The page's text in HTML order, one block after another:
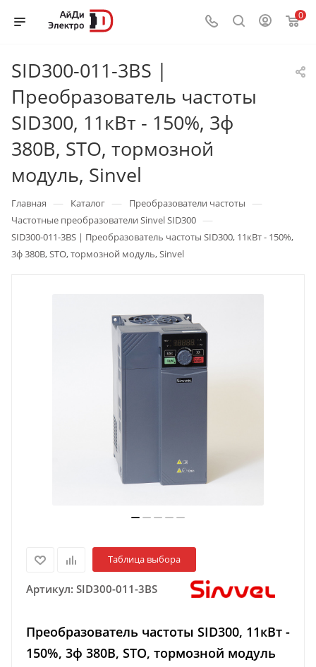
0
SID300-011-3BS |
Преобразователь частоты
SID300, 11кВт - 150%, 3ф
380В, STO, тормозной
модуль, Sinvel
Главная — Каталог — Преобразователи частоты —
Частотные преобразователи Sinvel SID300 —
SID300-011-3BS | Преобразователь частоты SID300, 11кВт - 150%,
3ф 380В, STO, тормозной модуль, Sinvel
Таблица выбора
Артикул: SID300-011-3BS
Преобразователь частоты SID300, 11кВт -
150%, 3ф 380В, STO, тормозной модуль